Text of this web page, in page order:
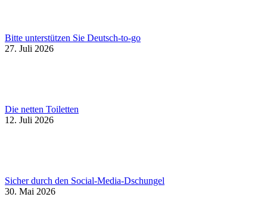
Bitte unterstützen Sie Deutsch-to-go
27. Juli 2026
Die netten Toiletten
12. Juli 2026
Sicher durch den Social-Media-Dschungel
30. Mai 2026